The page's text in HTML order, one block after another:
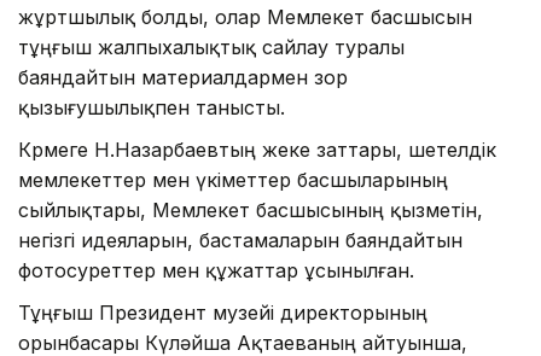
жұртшылық болды, олар Мемлекет басшысын
тұңғыш жалпыхалықтық сайлау туралы
баяндайтын материалдармен зор
қызығушылықпен танысты.
Көрмеге Н.Назарбаевтың жеке заттары, шетелдік
мемлекеттер мен үкіметтер басшыларының
сыйлықтары, Мемлекет басшысының қызметін,
негізгі идеяларын, бастамаларын баяндайтын
фотосуреттер мен құжаттар ұсынылған.
Тұңғыш Президент музейі директорының
орынбасары Күләйша Ақтаеваның айтуынша,